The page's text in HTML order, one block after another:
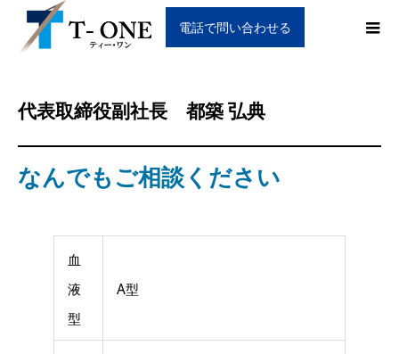
電話で問い合わせる
代表取締役副社長 都築 弘典
なんでもご相談ください
血
液
型
A型